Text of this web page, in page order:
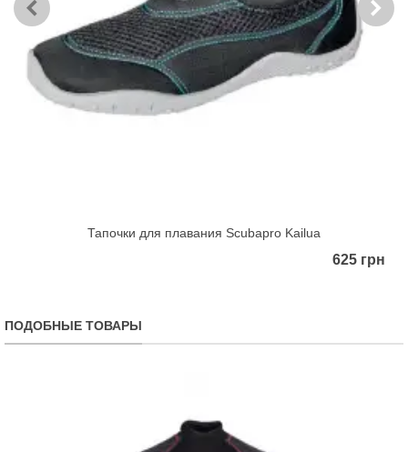
Тапочки для плавания Scubapro Kailua
625 грн
ПОДОБНЫЕ ТОВАРЫ